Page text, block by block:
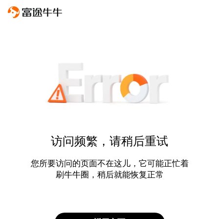
访问频繁，请稍后重试
您所要访问的页面不在这儿，它可能正忙着
刷牛牛圈，稍后就能恢复正常